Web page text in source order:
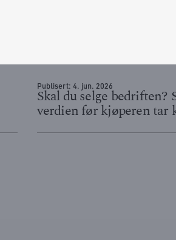
Publisert: 4. jun. 2026
Skal du selge bedriften?
verdien før kjøperen tar